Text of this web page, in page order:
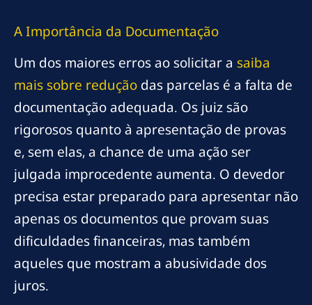
A Importância da Documentação
Um dos maiores erros ao solicitar a saiba
mais sobre redução das parcelas é a falta de
documentação adequada. Os juiz são
rigorosos quanto à apresentação de provas
e, sem elas, a chance de uma ação ser
julgada improcedente aumenta. O devedor
precisa estar preparado para apresentar não
apenas os documentos que provam suas
dificuldades financeiras, mas também
aqueles que mostram a abusividade dos
juros.